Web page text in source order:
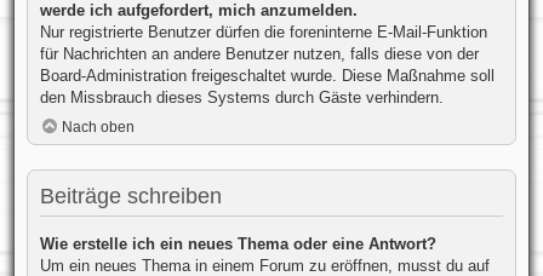
werde ich aufgefordert, mich anzumelden.
Nur registrierte Benutzer dürfen die foreninterne E-Mail-Funktion
für Nachrichten an andere Benutzer nutzen, falls diese von der
Board-Administration freigeschaltet wurde. Diese Maßnahme soll
den Missbrauch dieses Systems durch Gäste verhindern.
Nach oben
Beiträge schreiben
Wie erstelle ich ein neues Thema oder eine Antwort?
Um ein neues Thema in einem Forum zu eröffnen, musst du auf